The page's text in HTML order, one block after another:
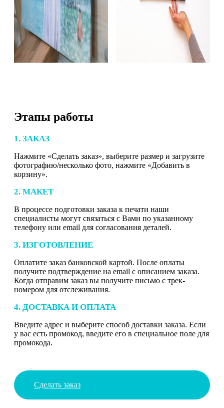
Этапы работы
1. ЗАКАЗ
Нажмите «Сделать заказ», выберите размер и загрузите
фотографию/несколько фото, нажмите «Добавить в
корзину».
2. МАКЕТ
В процессе подготовки заказа к печати наши
специалисты могут связаться с Вами по указанному
телефону или email для согласования деталей.
3. ИЗГОТОВЛЕНИЕ
Оплатите заказ банковской картой. После оплаты
получите подтверждение на email с описанием заказа.
Когда отправим заказ вы получите письмо с трек-
номером для отслеживания.
4. ДОСТАВКА И ОПЛАТА
Введите адрес и выберите способ доставки заказа. Если
у вас есть промокод, введите его в специальное поле для
промокода.
Сделать заказ